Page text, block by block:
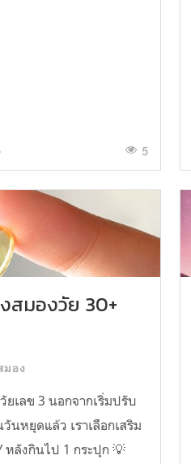
5
สมองวัย 30+
มอง
เลข 3 นอกจากเริ่มปรับ
นหยุดแล้ว เราเลือกเสริม
หลังกินไป 1 กระปุก 💡